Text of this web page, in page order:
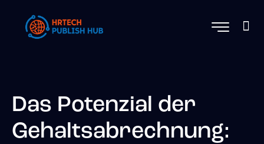
Das Potenzial der
Gehaltsabrechnung: